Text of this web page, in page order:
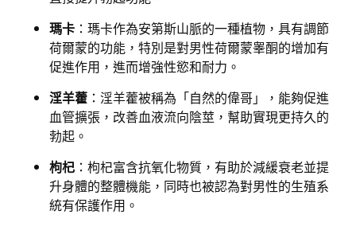
瑪卡 ：瑪卡作為安第斯山脈的一種植物，具有調節
荷爾蒙的功能，特別是對男性荷爾蒙睾酮的增加有
促進作用，進而增強性慾和耐力。
淫羊藿 ：淫羊藿被稱為「自然的偉哥」，能夠促進
血管擴張，改善血液流向陰莖，幫助實現更持久的
勃起。
枸杞 ：枸杞富含抗氧化物質，有助於減緩衰老並提
升身體的整體機能，同時也被認為對男性的生殖系
統有保護作用。